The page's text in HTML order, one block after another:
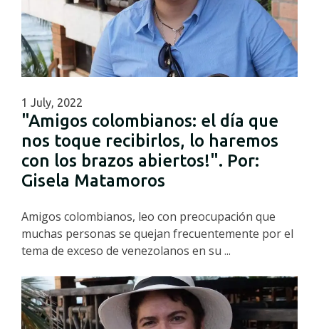
1 July, 2022
"Amigos colombianos: el día que
nos toque recibirlos, lo haremos
con los brazos abiertos!". Por:
Gisela Matamoros
Amigos colombianos, leo con preocupación que
muchas personas se quejan frecuentemente por el
tema de exceso de venezolanos en su ...